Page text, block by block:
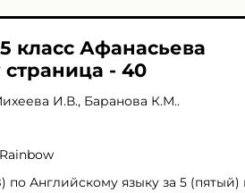
класс Афанасьева
- 40
И.В., Баранова К.М..
Английскому языку за 5 (пятый)